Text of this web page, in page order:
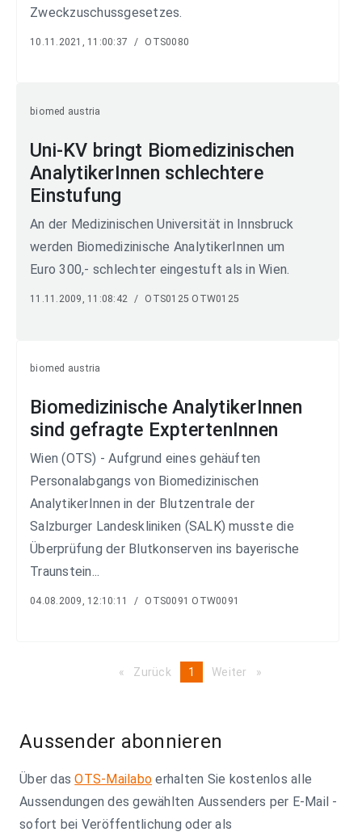
Zweckzuschussgesetzes.
10.11.2021, 11:00:37 / OTS0080
biomed austria
Uni-KV bringt Biomedizinischen
AnalytikerInnen schlechtere
Einstufung
An der Medizinischen Universität in Innsbruck
werden Biomedizinische AnalytikerInnen um
Euro 300,- schlechter eingestuft als in Wien.
11.11.2009, 11:08:42 / OTS0125 OTW0125
biomed austria
Biomedizinische AnalytikerInnen
sind gefragte ExptertenInnen
Wien (OTS) - Aufgrund eines gehäuften
Personalabgangs von Biomedizinischen
AnalytikerInnen in der Blutzentrale der
Salzburger Landeskliniken (SALK) musste die
Überprüfung der Blutkonserven ins bayerische
Traunstein...
04.08.2009, 12:10:11 / OTS0091 OTW0091
Zurück pageYou're
1 Weiter page
Aussender abonnieren
Über dasOTS-Mailabo erhalten Sie kostenlos alle
Aussendungen des gewählten Aussenders per E-Mail -
sofort bei Veröffentlichung oder als